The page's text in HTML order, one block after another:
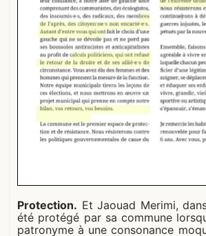
Protection. Et Jaouad Merimi,
été protégé par sa commune
patronyme à une consonance